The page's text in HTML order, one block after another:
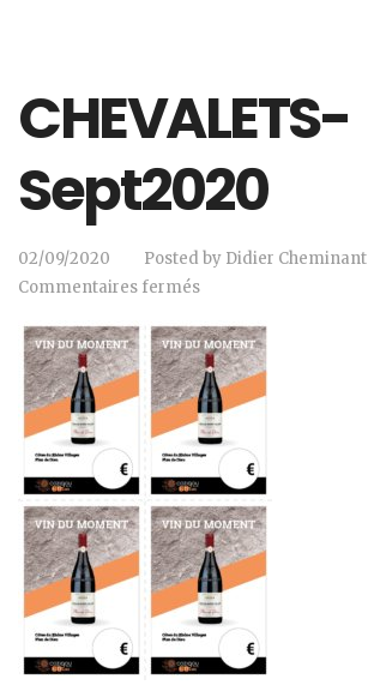
CHEVALETS-
Sept2020
02/09/2020 Posted by Didier Cheminant
Commentaires fermés